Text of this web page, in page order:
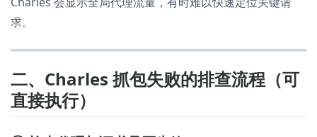
求。
二、Charles 抓包失败的排查流程（可
直接执行）